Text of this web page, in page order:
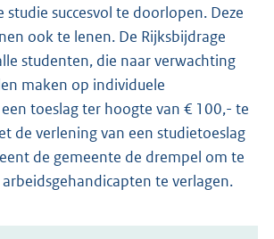
studie succesvol te doorlopen. Deze
ook te lenen. De Rijksbijdrage
studenten, die naar verwachting
maken op individuele
toeslag ter hoogte van € 100,- te
de verlening van een studietoeslag
de gemeente de drempel om te
te verlagen.